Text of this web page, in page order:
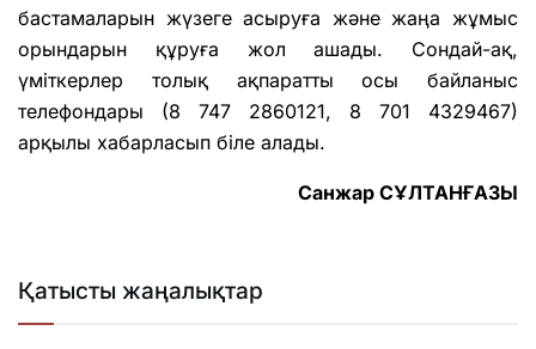
бастамаларын жүзеге асыруға және жаңа жұмыс
орындарын құруға жол ашады. Сондай-ақ,
үміткерлер толық ақпаратты осы байланыс
телефондары (8 747 2860121, 8 701 4329467)
арқылы хабарласып біле алады.
Санжар СҰЛТАНҒАЗЫ
Қатысты жаңалықтар